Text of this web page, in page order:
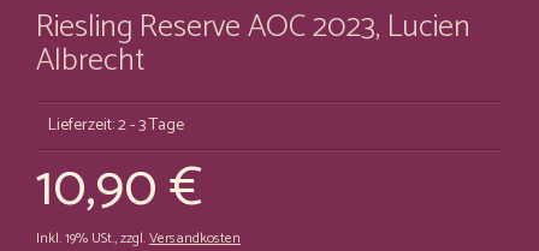
Riesling Reserve AOC 2023, Lucien
Albrecht
Lieferzeit: 2 - 3 Tage
10,90 €
Inkl. 19% USt.,zzgl.Versandkosten